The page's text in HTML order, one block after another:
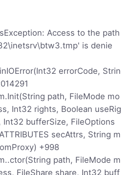
Access to the path
is denie
errorCode, Strin
path, FileMode mo
Int32 rights, Boolean useRig
Int32 bufferSize, FileOptions
secAttrs, String m
+998
path, FileMode m
FileShare share, Int32 buff